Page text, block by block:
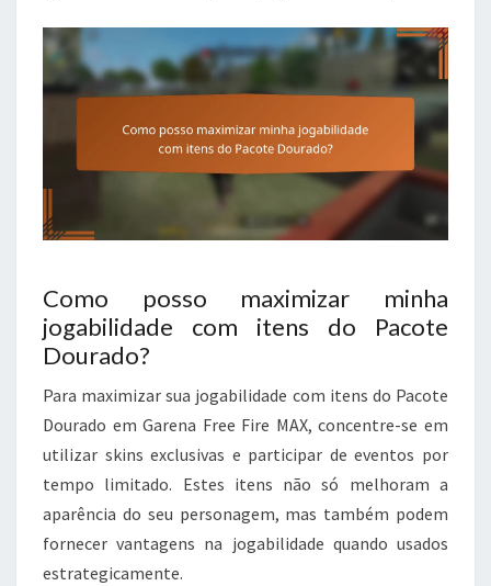
Como posso maximizar minha
jogabilidade com itens do Pacote
Dourado?
Para maximizar sua jogabilidade com itens do Pacote
Dourado em Garena Free Fire MAX, concentre-se em
utilizar skins exclusivas e participar de eventos por
tempo limitado. Estes itens não só melhoram a
aparência do seu personagem, mas também podem
fornecer vantagens na jogabilidade quando usados
estrategicamente.